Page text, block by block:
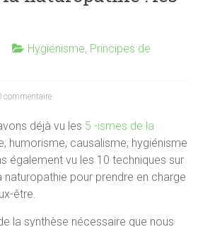
Hygiénisme, Principes de
commentaire
déjà vu les 5 -ismes de la
humorisme, causalisme, hygiénisme
également vu les 10 techniques sur
naturopathie pour prendre en charge
être.
la synthèse nécessaire que nous